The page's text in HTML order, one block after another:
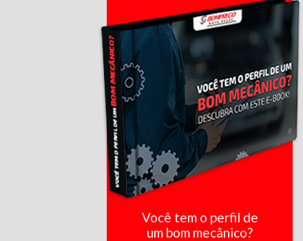
Você tem o perfil de
um bom mecânico?